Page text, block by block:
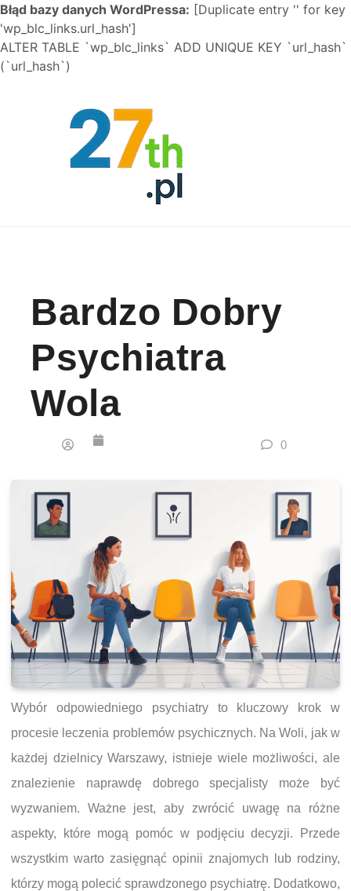
Błąd bazy danych WordPressa: [Duplicate entry '' for key
'wp_blc_links.url_hash']
ALTER TABLE `wp_blc_links` ADD UNIQUE KEY `url_hash`
(`url_hash`)
Bardzo Dobry
Psychiatra
Wola
0
Wybór odpowiedniego psychiatry to kluczowy krok w
procesie leczenia problemów psychicznych. Na Woli, jak w
każdej dzielnicy Warszawy, istnieje wiele możliwości, ale
znalezienie naprawdę dobrego specjalisty może być
wyzwaniem. Ważne jest, aby zwrócić uwagę na różne
aspekty, które mogą pomóc w podjęciu decyzji. Przede
wszystkim warto zasięgnąć opinii znajomych lub rodziny,
którzy mogą polecić sprawdzonego psychiatrę. Dodatkowo,